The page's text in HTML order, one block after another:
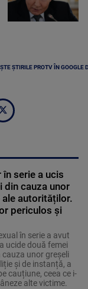
ȘTIRILE PROTV ÎN GOOGLE
în serie a ucis
din cauza unor
ale autorităților.
periculos și
în serie a avut
ucide două femei
cauza unor greșeli
și de instanță, a
cauțiune, ceea ce i-
alte victime.